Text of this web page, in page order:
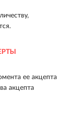
ее акцепта
акцепта